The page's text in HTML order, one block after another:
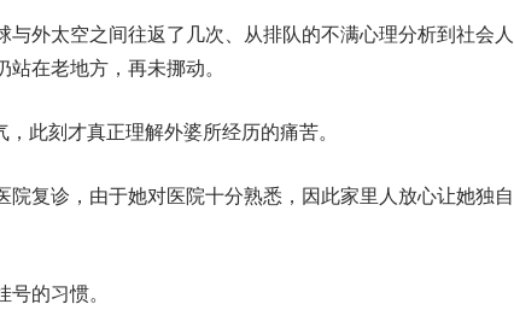
外太空之间往返了几次、从排队的不满心理分析到社会人
在老地方，再未挪动。
此刻才真正理解外婆所经历的痛苦。
复诊，由于她对医院十分熟悉，因此家里人放心让她独自
的习惯。